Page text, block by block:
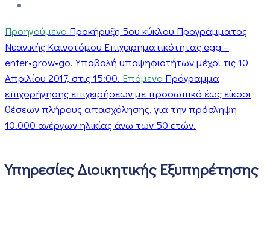
Προηγούμενο Προκήρυξη 5ου κύκλου Προγράμματος
Νεανικής Καινοτόμου Επιχειρηματικότητας egg –
enter•grow•go. Υποβολή υποψηφιοτήτων μέχρι τις 10
Απριλίου 2017, στις 15:00. Επόμενο Πρόγραμμα
επιχορήγησης επιχειρήσεων με προσωπικό έως είκοσι
θέσεων πλήρους απασχόλησης, για την πρόσληψη
10.000 ανέργων ηλικίας άνω των 50 ετών.
Υπηρεσίες Διοικητικής Εξυπηρέτησης